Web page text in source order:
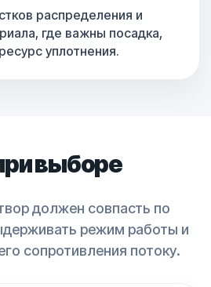
распределения и
где важны посадка,
уплотнения.
выборе
должен совпасть по
режим работы и
сопротивления потоку.